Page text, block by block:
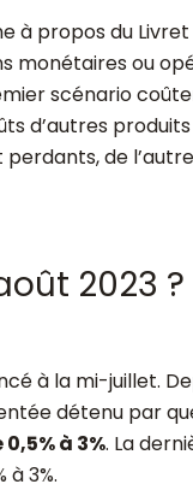
à propos du
monétaires ou
scénario
d’autres
de
2023 ?
à la mi-juillet.
détenu par
0,5% à 3%. La
3%.